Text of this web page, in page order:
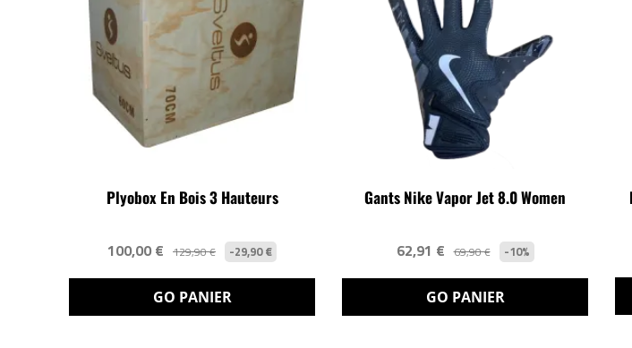
Plyobox En Bois 3 Hauteurs
100,00 € 129,90 € -29,90 €
GO PANIER
Gants Nike Vapor Jet 8.0 Women
62,91 € 69,90 € -10%
GO PANIER